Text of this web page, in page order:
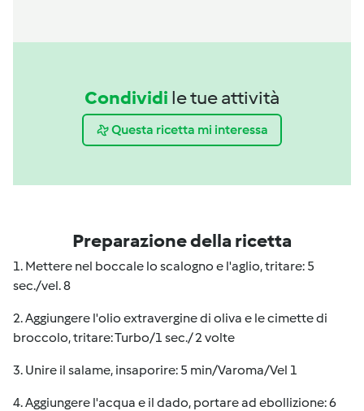
Condividi le tue attività
Questa ricetta mi interessa
Preparazione della ricetta
1. Mettere nel boccale lo scalogno e l'aglio, tritare: 5
sec./vel. 8
2. Aggiungere l'olio extravergine di oliva e le cimette di
broccolo, tritare: Turbo/1 sec./ 2 volte
3. Unire il salame, insaporire: 5 min/Varoma/Vel 1
4. Aggiungere l'acqua e il dado, portare ad ebollizione: 6